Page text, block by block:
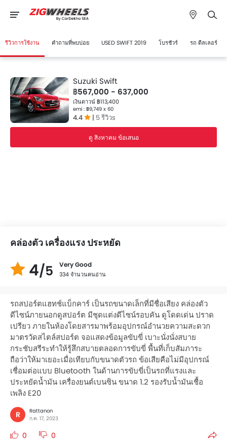
รีวิวการใช้งาน คำถามที่พบบ่อย USED SWIFT 2019 โบรชัวร์ รถ ดีลเลอร์
Suzuki Swift
฿567,000 - 637,000
เงินดาวน์ ฿113,400
emi : ฿9,749 x 60
4.4 | 5 รีวิวs
ดู สิงหาคม ข้อเสนอ
คล่องตัว เครื่องแรง ประหยัด
4/5 Very Good
334 จำนวนคนอ่าน
รถสปอร์ตแฮทช์แบ็กคาร์ เป็นรถขนาดเล็กที่มีชื่อเสียง คล่องตัว
ดีไซน์ภายนอกดูสปอร์ต มีชุดแต่งดีไซน์รอบคัน ดูโดดเด่น ปราด
เปรียว ภายในห้องโดยสารมาพร้อมอุปกรณ์อำนวยความสะดวก
มาตรวัดสไตล์สปอร์ต จอแสดงข้อมูลขับขี่ เบาะนั่งนั่งสบาย
กระชับสรีระทำให้รู้สึกสบายตลอดการขับขี่ พื้นที่เก็บสัมภาระ
ถือว่าให้มาเยอะเมื่อเทียบกับขนาดตัวรถ ข้อเสียคือไม่มีอุปกรณ์
เชื่อมต่อแบบ Bluetooth ในด้านการขับขี่เป็นรถที่แรงและ
ประหยัดน้ำมัน เครื่องยนต์เบนซิน ขนาด 1.2 รองรับน้ำมันเชื้อ
เพลิง E20
R
Rattanon
ก.ค. 17, 2023
0 0